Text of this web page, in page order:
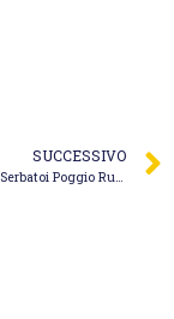
SUCCESSIVO
Pulizia Vasche Serbatoi Poggio Rusco – Lo Spurghino S.r.l.